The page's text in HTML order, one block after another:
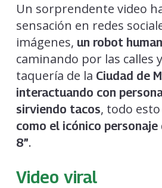
Un sorprendente video
sensación en redes
imágenes, un robot
caminando por las calles
taquería de la Ciudad de
interactuando con
sirviendo tacos, todo esto
como el icónico personaje
8”.
Video viral